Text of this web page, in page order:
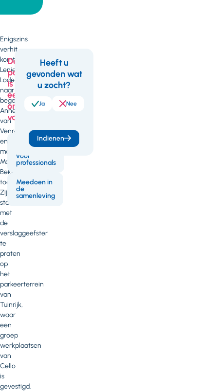
Enigszins
verhit
komt
Lenie
Lodewijkx
naar
begeleidster
Annemarie
van
Venrooij
en
manager
Maria
Bekkers
toe.
Zij
staan
met
de
verslaggeefster
te
praten
op
het
parkeerterrein
van
Tuinrijk,
waar
een
groep
werkplaatsen
van
Cello
is
gevestigd.
Deze
pagina
is
een
onderdeel
van
Leren en
ontwikkelen
voor
professionals
Meedoen in
de
samenleving
Feedback
Heeft u
gevonden wat
u zocht?
Ja Nee
Indienen